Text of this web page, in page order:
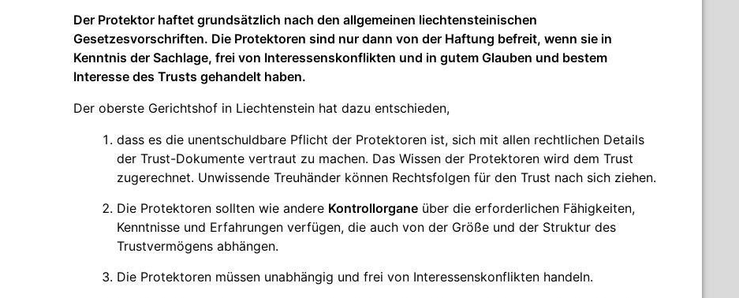
Der Protektor haftet grundsätzlich nach den allgemeinen liechtensteinischen
Gesetzesvorschriften. Die Protektoren sind nur dann von der Haftung befreit, wenn sie in
Kenntnis der Sachlage, frei von Interessenskonflikten und in gutem Glauben und bestem
Interesse des Trusts gehandelt haben.
Der oberste Gerichtshof in Liechtenstein hat dazu entschieden,
dass es die unentschuldbare Pflicht der Protektoren ist, sich mit allen rechtlichen Details
der Trust-Dokumente vertraut zu machen. Das Wissen der Protektoren wird dem Trust
zugerechnet. Unwissende Treuhänder können Rechtsfolgen für den Trust nach sich ziehen.
Die Protektoren sollten wie andere Kontrollorgane über die erforderlichen Fähigkeiten,
Kenntnisse und Erfahrungen verfügen, die auch von der Größe und der Struktur des
Trustvermögens abhängen.
Die Protektoren müssen unabhängig und frei von Interessenskonflikten handeln.